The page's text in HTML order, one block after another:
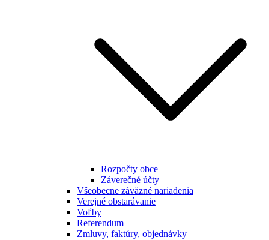
Rozpočty obce
Záverečné účty
Všeobecne záväzné nariadenia
Verejné obstarávanie
Voľby
Referendum
Zmluvy, faktúry, objednávky